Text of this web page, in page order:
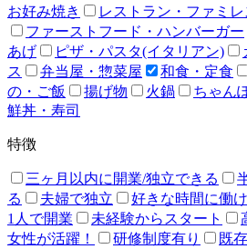
お好み焼き
レストラン・ファミレ
ファーストフード・ハンバーガー
あげ
ピザ・パスタ(イタリアン)
ス
弁当屋・惣菜屋 和食・定食
の・ご飯
揚げ物 火鍋 ちゃん
鮮丼・寿司
特徴
三ヶ月以内に開業/独立できる
る
夫婦で独立 好きな時間に働
1人で開業
未経験からスタート
女性が活躍！
研修制度有り 既